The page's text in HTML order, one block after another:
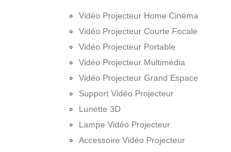
Vidéo Projecteur Home Cinéma
Vidéo Projecteur Courte Focale
Vidéo Projecteur Portable
Vidéo Projecteur Multimédia
Vidéo Projecteur Grand Espace
Support Vidéo Projecteur
Lunette 3D
Lampe Vidéo Projecteur
Accessoire Vidéo Projecteur